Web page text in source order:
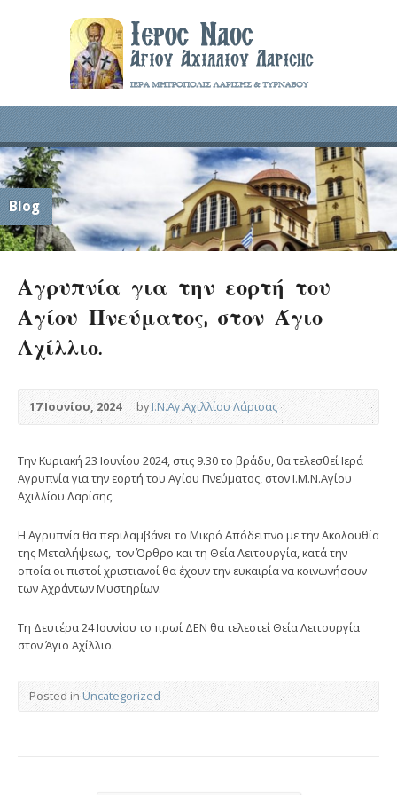
Blog
Αγρυπνία για την εορτή του
Αγίου Πνεύματος, στον Άγιο
Αχίλλιο.
17 Ιουνίου, 2024 byΙ.Ν.Αγ.Αχιλλίου Λάρισας
Την Κυριακή 23 Ιουνίου 2024, στις 9.30 το βράδυ, θα τελεσθεί Ιερά
Αγρυπνία για την εορτή του Αγίου Πνεύματος, στον Ι.Μ.Ν.Αγίου
Αχιλλίου Λαρίσης.
Η Αγρυπνία θα περιλαμβάνει το Μικρό Απόδειπνο με την Ακολουθία
της Μεταλήψεως, τον Όρθρο και τη Θεία Λειτουργία, κατά την
οποία οι πιστοί χριστιανοί θα έχουν την ευκαιρία να κοινωνήσουν
των Αχράντων Μυστηρίων.
Τη Δευτέρα 24 Ιουνίου το πρωί ΔΕΝ θα τελεστεί Θεία Λειτουργία
στον Άγιο Αχίλλιο.
Posted in Uncategorized